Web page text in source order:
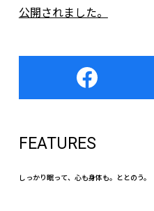
公開されました。
FEATURES
しっかり眠って、心も身体も。ととのう。